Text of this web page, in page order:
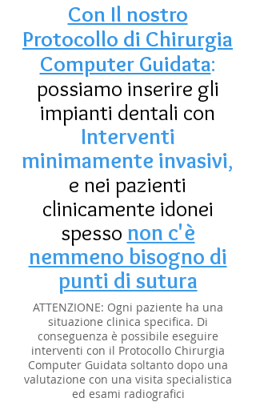
Con Il nostro
Protocollo di Chirurgia
Computer Guidata:
possiamo inserire gli
impianti dentali con
Interventi
minimamente invasivi,
e nei pazienti
clinicamente idonei
spesso non c'è
nemmeno bisogno di
punti di sutura
ATTENZIONE: Ogni paziente ha una
situazione clinica specifica. Di
conseguenza è possibile eseguire
interventi con il Protocollo Chirurgia
Computer Guidata soltanto dopo una
valutazione con una visita specialistica
ed esami radiografici